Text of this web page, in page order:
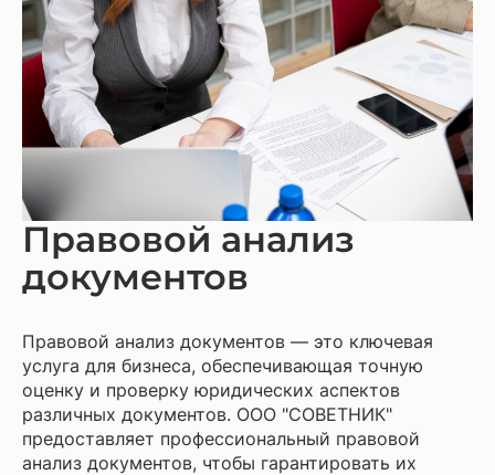
Правовой анализ
документов
Правовой анализ документов — это ключевая
услуга для бизнеса, обеспечивающая точную
оценку и проверку юридических аспектов
различных документов. ООО "СОВЕТНИК"
предоставляет профессиональный правовой
анализ документов, чтобы гарантировать их